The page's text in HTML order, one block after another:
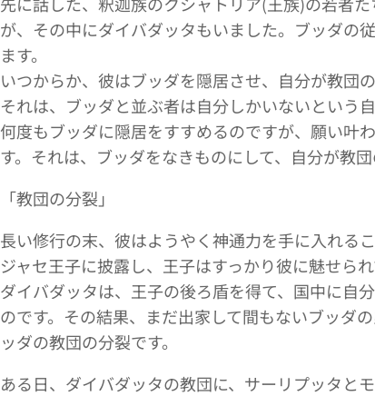
が、その中にダイバダッタもいました。ブッダの
ます。
いつからか、彼はブッダを隠居させ、自分が教団
それは、ブッダと並ぶ者は自分しかいないという自
何度もブッダに隠居をすすめるのですが、願い叶
す。それは、ブッダをなきものにして、自分が教
「教団の分裂」
長い修行の末、彼はようやく神通力を手に入れる
ジャセ王子に披露し、王子はすっかり彼に魅せられ
ダイバダッタは、王子の後ろ盾を得て、国中に自
のです。その結果、まだ出家して間もないブッダ
ッダの教団の分裂です。
ある日、ダイバダッタの教団に、サーリプッタと